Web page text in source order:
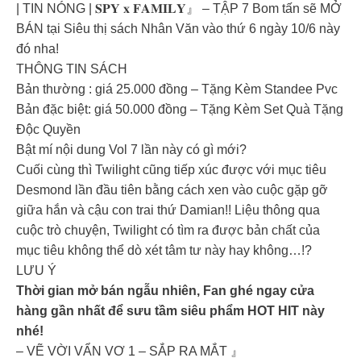
| TIN NÓNG | 𝐒𝐏𝐘 𝐱 𝐅𝐀𝐌𝐈𝐋𝐘』 – TẬP 7 Bom tấn sẽ MỞ
BÁN tại Siêu thị sách Nhân Văn vào thứ 6 ngày 10/6 này
đó nha!
THÔNG TIN SÁCH
Bản thường : giá 25.000 đồng – Tặng Kèm Standee Pvc
Bản đặc biệt: giá 50.000 đồng – Tặng Kèm Set Quà Tặng
Độc Quyền
Bật mí nội dung Vol 7 lần này có gì mới?
Cuối cùng thì Twilight cũng tiếp xúc được với mục tiêu
Desmond lần đầu tiên bằng cách xen vào cuộc gặp gỡ
giữa hắn và cậu con trai thứ Damian!! Liệu thông qua
cuộc trò chuyện, Twilight có tìm ra được bản chất của
mục tiêu không thể dò xét tâm tư này hay không…!?
LƯU Ý
Thời gian mở bán ngẫu nhiên, Fan ghé ngay cửa
hàng gần nhất để sưu tầm siêu phẩm HOT HIT này
nhé!
– VẼ VỜI VẨN VƠ 1 – SẮP RA MẮT 』